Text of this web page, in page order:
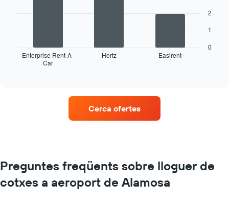
mostra
gràfic
té
Enterprise Rent-A-
Car
Hertz Easirent
0
1
2
Cerca ofertes
Preguntes freqüents sobre lloguer de
cotxes a aeroport de Alamosa